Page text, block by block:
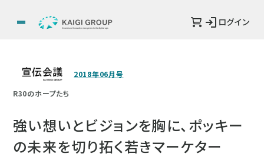
ログイン
2018年06月号
R30のホープたち
強い想いとビジョンを胸に、ポッキー
の未来を切り拓く若きマーケター